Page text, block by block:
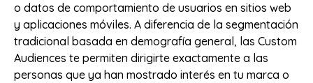
o datos de comportamiento de usuarios en sitios web
y aplicaciones móviles. A diferencia de la segmentación
tradicional basada en demografía general, las Custom
Audiences te permiten dirigirte exactamente a las
personas que ya han mostrado interés en tu marca o